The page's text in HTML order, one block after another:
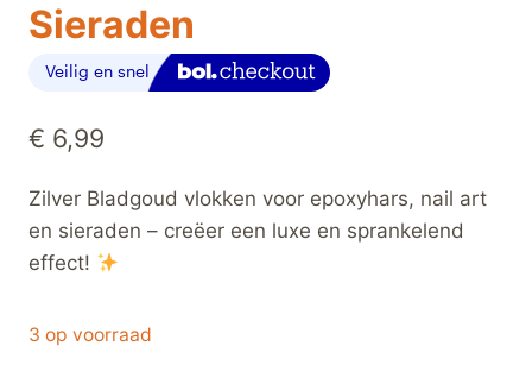
Sieraden
€ 6,99
Zilver Bladgoud vlokken voor epoxyhars, nail art
en sieraden – creëer een luxe en sprankelend
effect!
3 op voorraad